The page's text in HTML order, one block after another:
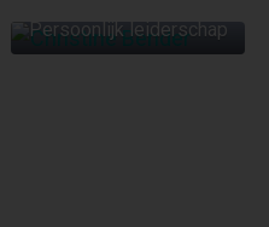
Persoonlijk leiderschap